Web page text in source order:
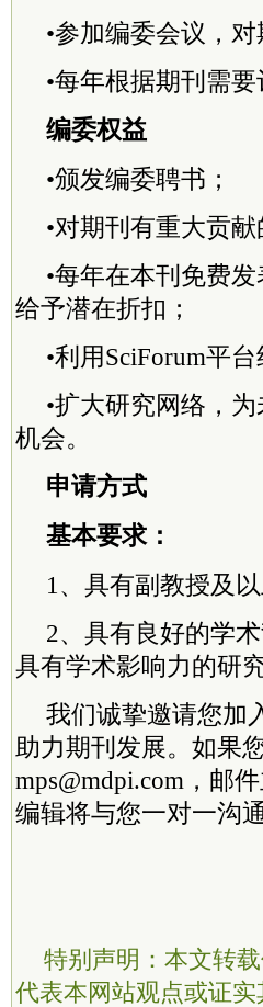
•参加编委会议，
•每年根据期刊需要
编委权益
•颁发编委聘书；
•对期刊有重大贡
•每年在本刊免费
给予潜在折扣；
•利用SciForum平
•扩大研究网络，
机会。
申请方式
基本要求：
1、具有副教授及
2、具有良好的学
具有学术影响力的研究
我们诚挚邀请您加
助力期刊发展。如果
mps@mdpi.com，邮
编辑将与您一对一沟通
特别声明：本文转
代表本网站观点或证